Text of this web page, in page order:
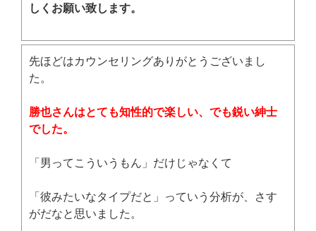
しくお願い致します。
先ほどはカウンセリングありがとうございまし
た。
勝也さんはとても知性的で楽しい、でも鋭い紳士
でした。
「男ってこういうもん」だけじゃなくて
「彼みたいなタイプだと」っていう分析が、さす
がだなと思いました。